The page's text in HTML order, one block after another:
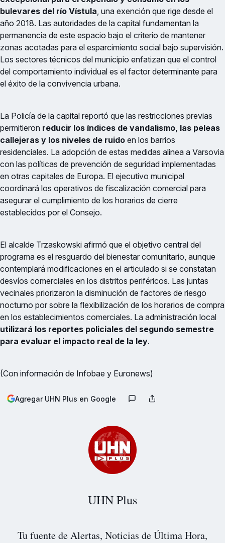
bulevares del río Vístula, una exención que rige desde el
año 2018. Las autoridades de la capital fundamentan la
permanencia de este espacio bajo el criterio de mantener
zonas acotadas para el esparcimiento social bajo supervisión.
Los sectores técnicos del municipio enfatizan que el control
del comportamiento individual es el factor determinante para
el éxito de la convivencia urbana.
La Policía de la capital reportó que las restricciones previas
permitieron reducir los índices de vandalismo, las peleas
callejeras y los niveles de ruido en los barrios
residenciales. La adopción de estas medidas alinea a Varsovia
con las políticas de prevención de seguridad implementadas
en otras capitales de Europa. El ejecutivo municipal
coordinará los operativos de fiscalización comercial para
asegurar el cumplimiento de los horarios de cierre
establecidos por el Consejo.
El alcalde Trzaskowski afirmó que el objetivo central del
programa es el resguardo del bienestar comunitario, aunque
contemplará modificaciones en el articulado si se constatan
desvíos comerciales en los distritos periféricos. Las juntas
vecinales priorizaron la disminución de factores de riesgo
nocturno por sobre la flexibilización de los horarios de compra
en los establecimientos comerciales. La administración local
utilizará los reportes policiales del segundo semestre
para evaluar el impacto real de la ley.
(Con información de Infobae y Euronews)
Agregar UHN Plus en Google
UHN Plus
Tu fuente de Alertas, Noticias de Última Hora,